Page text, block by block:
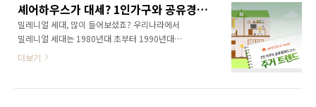
후 넷플릭스를 감상하며 하루를 마무리합니다.
어떤가요? 김구독 씨와의 공통점을 쉽게 찾을 수
있지 않으신가요? 정도의 차이는 있겠지만 현대
인이라면 누구나 한 두 가지 정도의 구독서비스
‘구매’해 ‘소유’해왔다면, 이제는 상품이나 서비
셰어하우스가 대세? 1인가구와 공유경제가 만난 청년 주거 트렌드
밀레니얼 세대, 많이 들어보셨죠? 우리나라에서
밀레니얼 세대는 1980년대 초부터 1990년대
중반까지의 세대를 의미합니다. 이들은 합리적
더보기